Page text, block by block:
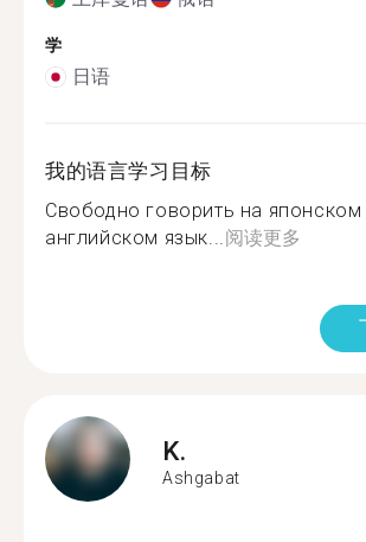
学
日语
我的语言学习目标
Свободно говорить на японском
английском язык...阅读更多
K.
Ashgabat